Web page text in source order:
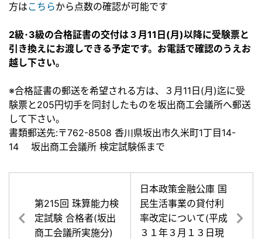
方はこちらから点数の確認が可能です
2級･3級の合格証書の交付は３月11 日(月)以降に受験票と
引き換えにお渡しできる予定です。お電話で確認のうえお
越し下さい。
※合格証書の郵送を希望される方は、３月11日(月)迄に受
験票と205円切手を同封したものを坂出商工会議所へ郵送
して下さい。
書類郵送先:〒762-8508 香川県坂出市久米町1丁目14-
14 坂出商工会議所 検定試験係まで
第215回 珠算能力検
定試験 合格者(坂出
商工会議所実施分)
日本政策金融公庫 国
民生活事業の貸付利
率改定について(平成
３１年３月１３日現